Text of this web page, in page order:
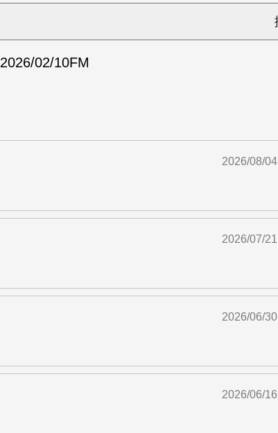
2026/02/10FM
2026/08/04
2026/07/21
2026/06/30
2026/06/16